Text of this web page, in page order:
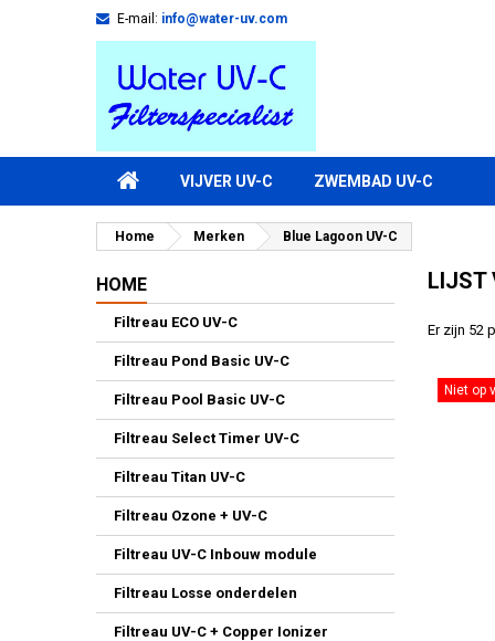
E-mail: info@water-uv.com
VIJVER UV-C ZWEMBAD UV-C
Home Merken Blue Lagoon UV-C
HOME
Filtreau ECO UV-C
Filtreau Pond Basic UV-C
Filtreau Pool Basic UV-C
Filtreau Select Timer UV-C
Filtreau Titan UV-C
Filtreau Ozone + UV-C
Filtreau UV-C Inbouw module
Filtreau Losse onderdelen
Filtreau UV-C + Copper Ionizer
LIJST
Er zijn 52
Niet op